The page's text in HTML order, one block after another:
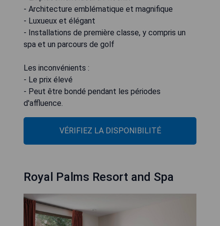
- Architecture emblématique et magnifique
- Luxueux et élégant
- Installations de première classe, y compris un
spa et un parcours de golf
Les inconvénients :
- Le prix élevé
- Peut être bondé pendant les périodes
d'affluence.
VÉRIFIEZ LA DISPONIBILITÉ
Royal Palms Resort and Spa